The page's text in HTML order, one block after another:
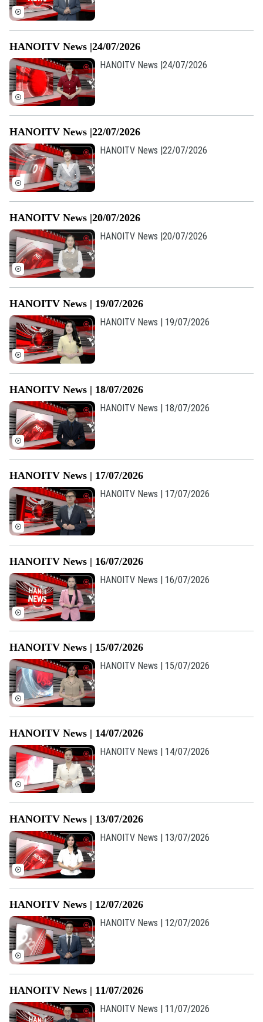
Theo dõi Hà Nội On
Liên hệ đường dây nóng (bấm để gọi)
Tòa soạn
0865.116.699 (hotline)
HANOITV News |24/07/2026
HANOITV News |24/07/2026
HANOITV News |22/07/2026
HANOITV News |22/07/2026
HANOITV News |20/07/2026
HANOITV News |20/07/2026
HANOITV News | 19/07/2026
HANOITV News | 19/07/2026
HANOITV News | 18/07/2026
HANOITV News | 18/07/2026
HANOITV News | 17/07/2026
HANOITV News | 17/07/2026
HANOITV News | 16/07/2026
HANOITV News | 16/07/2026
HANOITV News | 15/07/2026
HANOITV News | 15/07/2026
HANOITV News | 14/07/2026
HANOITV News | 14/07/2026
HANOITV News | 13/07/2026
HANOITV News | 13/07/2026
HANOITV News | 12/07/2026
HANOITV News | 12/07/2026
HANOITV News | 11/07/2026
HANOITV News | 11/07/2026